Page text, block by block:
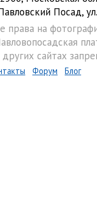
Посад,
права на
других сайтах
Форум Блог